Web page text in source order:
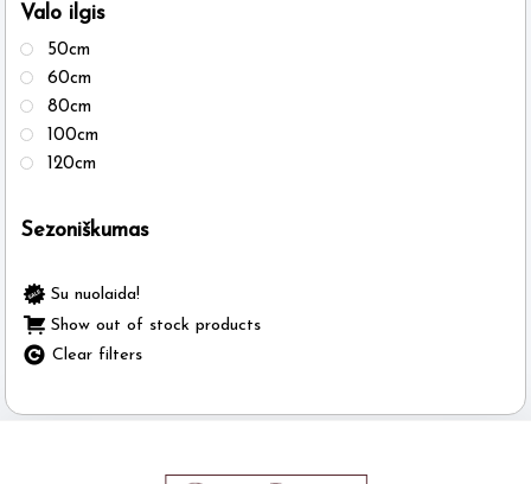
Valo ilgis
50cm
60cm
80cm
100cm
120cm
Sezoniškumas
Su nuolaida!
Show out of stock products
Clear filters